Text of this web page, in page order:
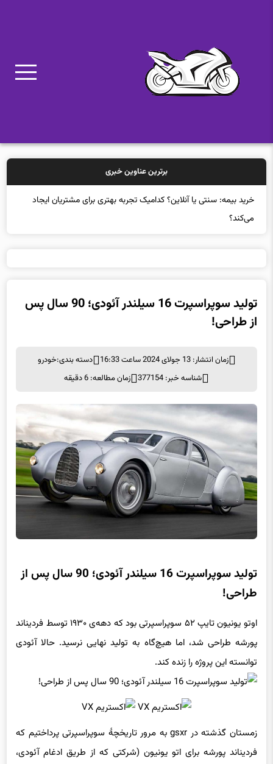
برترین عناوین خبری
خرید بیمه: سنتی یا آنلاین؟ کدامیک تجربه بهتری برای مشتریان ایجاد
می‌کند؟
تولید سوپراسپرت 16 سیلندر آئودی؛ 90 سال پس
از طراحی!
زمان انتشار: 13 جولای 2024 ساعت 16:33 دسته بندی:خودرو
شناسه خبر: 377154
زمان مطالعه: 6 دقیقه
تولید سوپراسپرت 16 سیلندر آئودی؛ 90 سال پس از
طراحی!
اوتو یونیون تایپ ۵۲ سوپراسپرتی بود که دهه‌ی ۱۹۳۰ توسط فردیناند
پورشه طراحی شد، اما هیچ‌گاه به تولید نهایی نرسید. حالا آئودی
توانسته این پروژه را زنده کند.
زمستان گذشته در gsxr به مرور تاریخچهٔ سوپراسپرتی پرداختیم که
فردیناند پورشه برای اتو یونیون (شرکتی که از طریق ادغام آئودی،